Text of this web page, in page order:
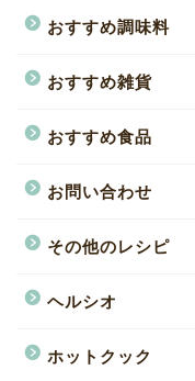
おすすめ調味料
おすすめ雑貨
おすすめ食品
お問い合わせ
その他のレシピ
ヘルシオ
ホットクック